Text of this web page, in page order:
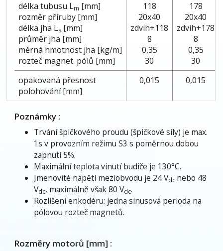
délka tubusu Lm [mm]
rozměr příruby [mm]
délka jha Ls [mm]
průměr jha [mm]
měrná hmotnost jha [kg/m]
rozteč magnet. pólů [mm]
118
20x40
zdvih+118
8
0,35
30
178
20x40
zdvih+178
8
0,35
30
opakovaná přesnost
polohování [mm]
0,015 0,015
Poznámky :
Trvání špičkového proudu (špičkové síly) je max.
1s v provozním režimu S3 s poměrnou dobou
zapnutí 5%.
Maximální teplota vinutí budiče je 130°C.
Jmenovité napětí meziobvodu je 24 Vdc nebo 48
Vdc, maximálně však 80 Vdc.
Rozlišení enkodéru: jedna sinusová perioda na
pólovou rozteč magnetů.
Rozměry motorů [mm] :